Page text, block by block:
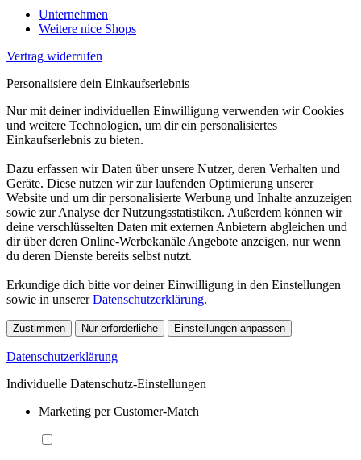
Unternehmen
Weitere nice Shops
Vertrag widerrufen
Personalisiere dein Einkaufserlebnis
Nur mit deiner individuellen Einwilligung verwenden wir Cookies
und weitere Technologien, um dir ein personalisiertes
Einkaufserlebnis zu bieten.
Dazu erfassen wir Daten über unsere Nutzer, deren Verhalten und
Geräte. Diese nutzen wir zur laufenden Optimierung unserer
Website und um dir personalisierte Werbung und Inhalte anzuzeigen
sowie zur Analyse der Nutzungsstatistiken. Außerdem können wir
deine verschlüsselten Daten mit externen Anbietern abgleichen und
dir über deren Online-Werbekanäle Angebote anzeigen, nur wenn
du deren Dienste bereits selbst nutzt.
Erkundige dich bitte vor deiner Einwilligung in den Einstellungen
sowie in unsererDatenschutzerklärung.
Zustimmen Nur erforderliche Einstellungen anpassen
Datenschutzerklärung
Individuelle Datenschutz-Einstellungen
Marketing per Customer-Match